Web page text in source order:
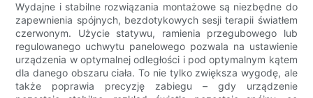
Wydajne i stabilne rozwiązania montażowe są niezbędne do
zapewnienia spójnych, bezdotykowych sesji terapii światłem
czerwonym. Użycie statywu, ramienia przegubowego lub
regulowanego uchwytu panelowego pozwala na ustawienie
urządzenia w optymalnej odległości i pod optymalnym kątem
dla danego obszaru ciała. To nie tylko zwiększa wygodę, ale
także poprawia precyzję zabiegu – gdy urządzenie